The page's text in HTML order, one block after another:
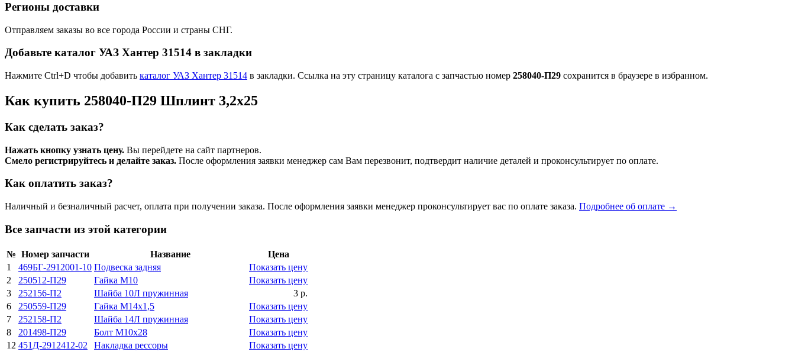
Регионы доставки
Отправляем заказы во все города России и страны СНГ.
Добавьте каталог УАЗ Хантер 31514 в закладки
Нажмите Ctrl+D чтобы добавить каталог УАЗ Хантер 31514 в закладки. Ссылка на эту страницу каталога с запчастью номер 258040-П29 сохранится в браузере в избранном.
Как купить 258040-П29 Шплинт 3,2х25
Как сделать заказ?
Нажать кнопку узнать цену. Вы перейдете на сайт партнеров.
Смело регистрируйтесь и делайте заказ. После оформления заявки менеджер сам Вам перезвонит, подтвердит наличие деталей и проконсультирует по оплате.
Как оплатить заказ?
Наличный и безналичный расчет, оплата при получении заказа. После оформления заявки менеджер проконсультирует вас по оплате заказа. Подробнее об оплате →
Все запчасти из этой категории
№ Номер запчасти Название
Цена
1
469БГ-2912001-10 Подвеска задняя
Показать цену
2
250512-П29 Гайка М10
Показать цену
3
252156-П2 Шайба 10Л пружинная
3 р.
6
250559-П29 Гайка М14х1,5
Показать цену
7
252158-П2 Шайба 14Л пружинная
Показать цену
8
201498-П29 Болт М10х28
Показать цену
12 451Д-2912412-02 Накладка рессоры
Показать цену